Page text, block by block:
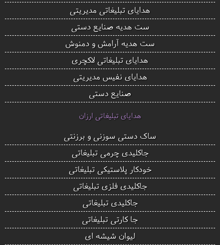
هدایای تبلیغاتی مدیریتی
ست هدیه صنایع دستی
ست هدیه آرامش و دمنوش
هدایای تبلیغاتی لاکچری
هدایای نفیس مدیریتی
صنایع دستی
هدایای تبلیغاتی ارزان
ساک دستی سوزنی و برزنتی
جاکلیدی چرمی تبلیغاتی
خودکار پلاستیکی تبلیغاتی
جاکلیدی فلزی تبلیغاتی
جاکلیدی تبلیغاتی
جا کارتی تبلیغاتی
لیوان شیشه ای